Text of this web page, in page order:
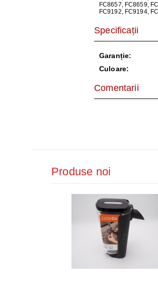
FC8657, FC8659,
FC9192, FC9194,
Specificații
Garanție:
Culoare:
Comentarii
Produse noi